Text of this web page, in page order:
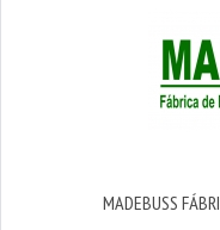
MADEBUSS